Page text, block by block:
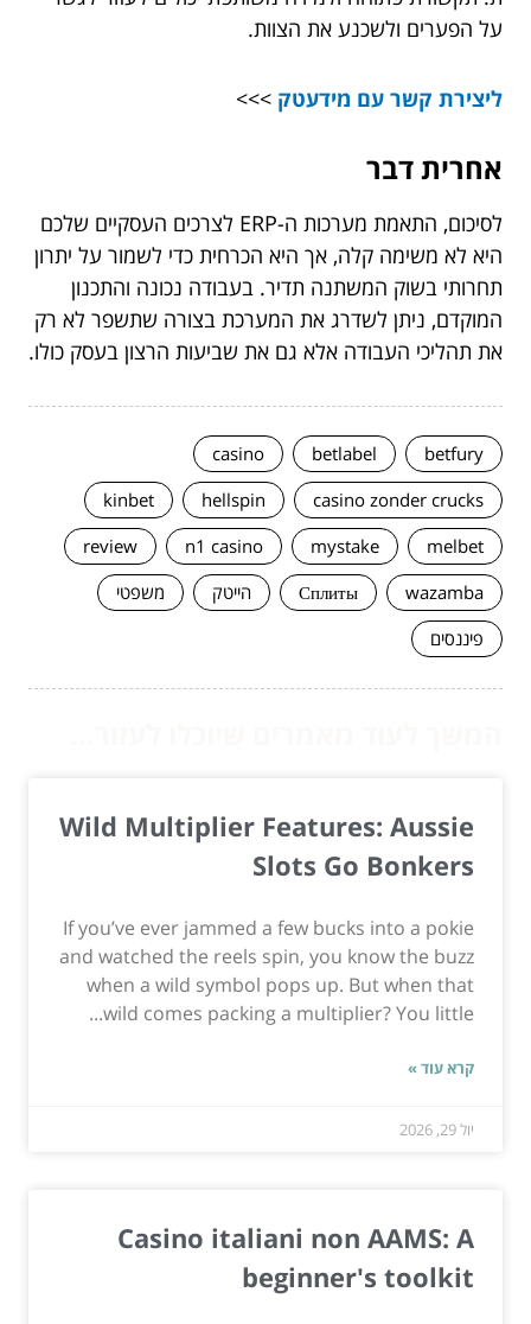
על הפערים ולשכנע את הצוות.
ליצירת קשר עם מידעטק >>>
אחרית דבר
לסיכום, התאמת מערכות ה-ERP לצרכים העסקיים שלכם
היא לא משימה קלה, אך היא הכרחית כדי לשמור על יתרון
תחרותי בשוק המשתנה תדיר. בעבודה נכונה והתכנון
המוקדם, ניתן לשדרג את המערכת בצורה שתשפר לא רק
את תהליכי העבודה אלא גם את שביעות הרצון בעסק כולו.
betfury
betlabel
casino
casino zonder crucks
hellspin
kinbet
melbet
mystake
n1 casino
review
wazamba
Сплиты הייטק
משפטי
פיננסים
Wild Multiplier Features: Aussie
Slots Go Bonkers
If you’ve ever jammed a few bucks into a pokie
and watched the reels spin, you know the buzz
when a wild symbol pops up. But when that
wild comes packing a multiplier? You little...
קרא עוד »
יול 29, 2026
Casino italiani non AAMS: A
beginner's toolkit